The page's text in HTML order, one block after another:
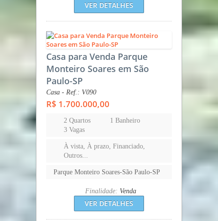
VER DETALHES
Casa para Venda Parque
Monteiro Soares em São
Paulo-SP
Casa - Ref.: V090
R$ 1.700.000,00
2 Quartos
1 Banheiro
3 Vagas
À vista, À prazo, Financiado,
Outros...
Parque Monteiro Soares-São Paulo-SP
Finalidade: Venda
VER DETALHES